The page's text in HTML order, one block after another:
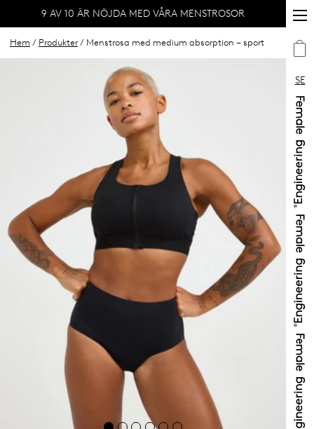
SE
9 AV 10 ÄR NÖJDA MED VÅRA MENSTROSOR
Hem / Produkter/ Menstrosa med medium absorption – sport